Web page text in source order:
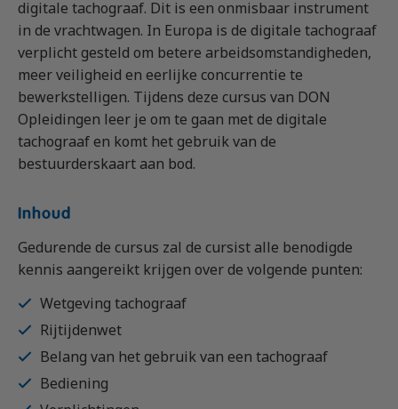
Vrachtauto met aanhanger CE
Bus met aanhanger rijbewijs (DE)
Lange Zware Voertuigen (LZV)
Trekker (T)
Taxi (Opleiding taxichauffeur)
OGS+ Opleiding
Machinist autolaadkraan met hijsfunctie
VCA
Veiligheidstrainingen op maat
Praktijkopleider
Praktijktrainer (PTN)
Taaltraining Engels
digitale tachograaf. Dit is een onmisbaar instrument
in de vrachtwagen. In Europa is de digitale tachograaf
verplicht gesteld om betere arbeidsomstandigheden,
meer veiligheid en eerlijke concurrentie te
bewerkstelligen. Tijdens deze cursus van DON
Opleidingen leer je om te gaan met de digitale
tachograaf en komt het gebruik van de
bestuurderskaart aan bod.
Inhoud
Gedurende de cursus zal de cursist alle benodigde
kennis aangereikt krijgen over de volgende punten:
Wetgeving tachograaf
Rijtijdenwet
Belang van het gebruik van een tachograaf
Bediening